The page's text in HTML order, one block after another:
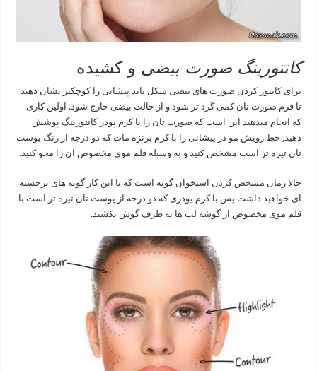
کانتورینگ صورت بیضی و کشیده
برای کانتور کردن صورت های بیضی شکل باید پیشانی را کوچکتر نشان دهید
تا فرم صورت تان کمی گرد تر شود و از حالت بیضی خارج شود. اولین کاری
که انجام میدهید این است که صورت تان را با کرم پودر کانتورینگ پوشش
دهید, خط رویش مو در پیشانی را با کرم برنزه مات که دو درجه از رنگ پوست
تان تیره تر است مشخص کنید و به وسیله قلم موی مخصوص آن را محو کنید.
حالا زمان مشخص کردن استخوان گونه است که با این کار گونه های برجسته
ای خواهید داشت پس با کرم پودری که دو درجه از پوست تان تیره تر است با
قلم موی مخصوص از گوشه لب ها به طرف گوش بکشید.